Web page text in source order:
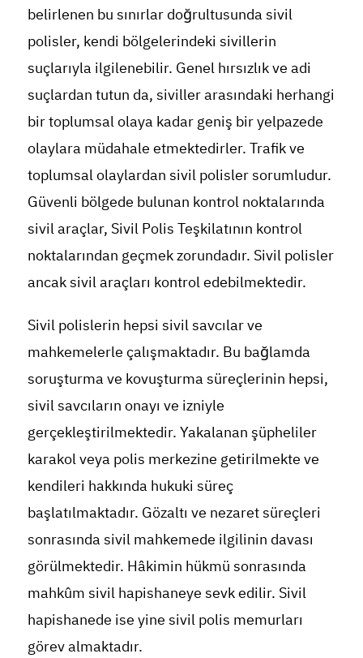
belirlenen bu sınırlar doğrultusunda sivil
polisler, kendi bölgelerindeki sivillerin
suçlarıyla ilgilenebilir. Genel hırsızlık ve adi
suçlardan tutun da, siviller arasındaki herhangi
bir toplumsal olaya kadar geniş bir yelpazede
olaylara müdahale etmektedirler. Trafik ve
toplumsal olaylardan sivil polisler sorumludur.
Güvenli bölgede bulunan kontrol noktalarında
sivil araçlar, Sivil Polis Teşkilatının kontrol
noktalarından geçmek zorundadır. Sivil polisler
ancak sivil araçları kontrol edebilmektedir.
Sivil polislerin hepsi sivil savcılar ve
mahkemelerle çalışmaktadır. Bu bağlamda
soruşturma ve kovuşturma süreçlerinin hepsi,
sivil savcıların onayı ve izniyle
gerçekleştirilmektedir. Yakalanan şüpheliler
karakol veya polis merkezine getirilmekte ve
kendileri hakkında hukuki süreç
başlatılmaktadır. Gözaltı ve nezaret süreçleri
sonrasında sivil mahkemede ilgilinin davası
görülmektedir. Hâkimin hükmü sonrasında
mahkûm sivil hapishaneye sevk edilir. Sivil
hapishanede ise yine sivil polis memurları
görev almaktadır.